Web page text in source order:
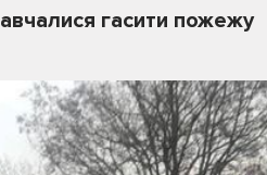
гасити пожежу